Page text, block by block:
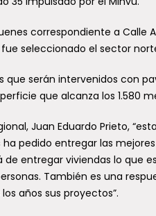
correspondiente a Calle
seleccionado el sector
que serán intervenidos con
que alcanza los 1.580
Juan Eduardo Prieto,
ha pedido entregar las
de entregar viviendas lo que
También es una
años sus proyectos”.